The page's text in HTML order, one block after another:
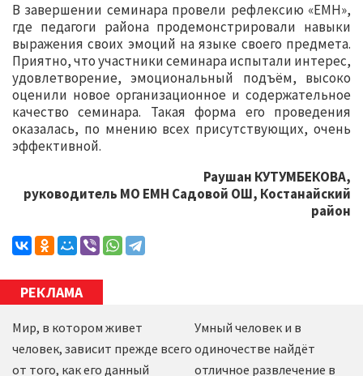
В завершении семинара провели рефлексию «ЕМН»,
где педагоги района продемонстрировали навыки
выражения своих эмоций на языке своего предмета.
Приятно, что участники семинара испытали интерес,
удовлетворение, эмоциональный подъём, высоко
оценили новое организационное и содержательное
качество семинара. Такая форма его проведения
оказалась, по мнению всех присутствующих, очень
эффективной.
Раушан КУТУМБЕКОВА,
руководитель МО ЕМН Садовой ОШ, Костанайский
район
РЕКЛАМА
Мир, в котором живет
человек, зависит прежде всего
от того, как его данный
Умный человек и в
одиночестве найдёт
отличное развлечение в